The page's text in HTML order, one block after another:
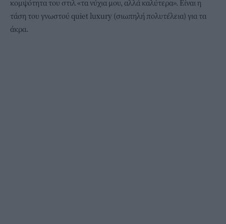
κομψότητα του στιλ «τα νύχια μου, αλλά καλύτερα». Είναι η
τάση του γνωστού quiet luxury (σιωπηλή πολυτέλεια) για τα
άκρα.